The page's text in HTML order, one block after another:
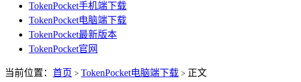
TokenPocket手机端下载
TokenPocket电脑端下载
TokenPocket最新版本
TokenPocket官网
当前位置： 首页 > TokenPocket电脑端下载 > 正文